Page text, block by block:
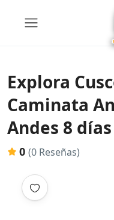
Explora
Caminata
Andes 8
0 (0 Reseñas)